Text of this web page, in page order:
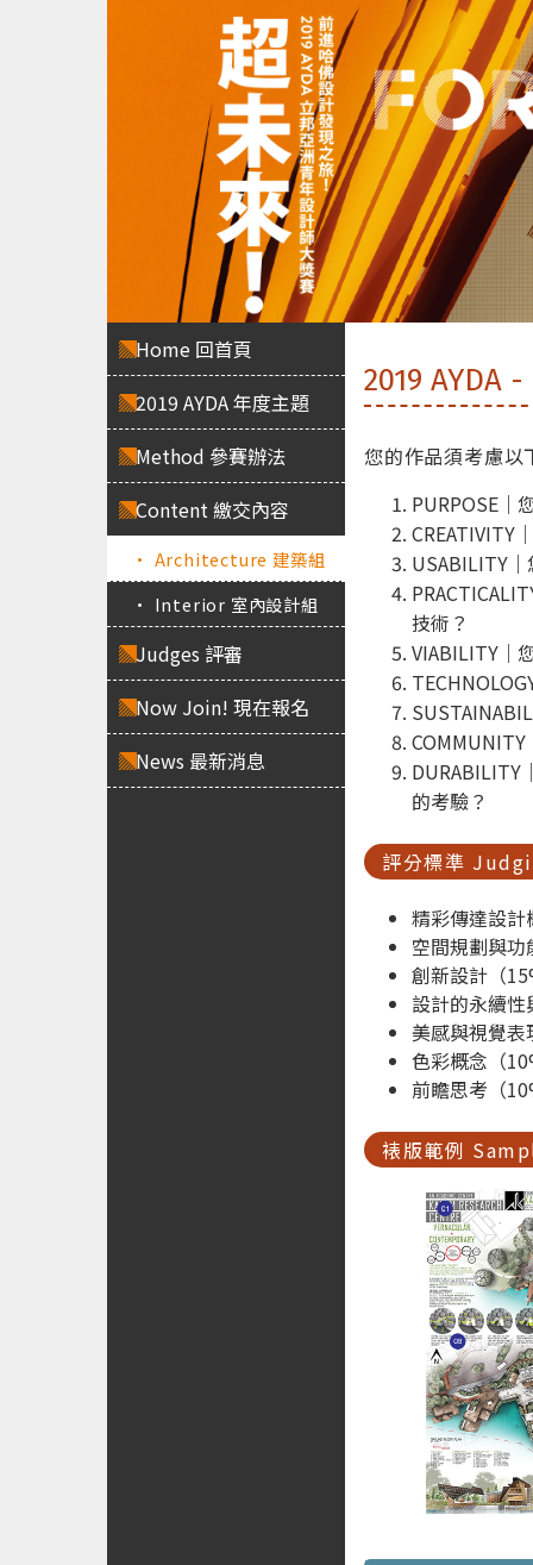
立邦、設計比賽、油漆、顏色、AYDA
Home 回首頁
2019 AYDA 年度主題
Method 參賽辦法
Content 繳交內容
• Architecture 建築組
• Interior 室內設計組
Judges 評審
Now Join! 現在報名
News 最新消息
2019 AYDA
您的作品須考慮以
PURPOSE｜
CREATIVITY
USABILITY
技術？
VIABILITY｜
DURABILITY
的考驗？
評分標準
精彩傳達設
空間規劃與
創新設計（
設計的永續
美感與視覺
色彩概念（
前瞻思考（
裱版範例